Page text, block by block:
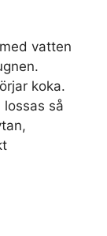
vatten
koka.
lossas så